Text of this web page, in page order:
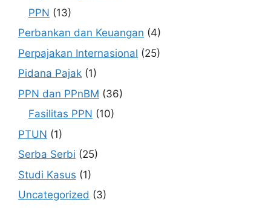
PPN (13)
Perbankan dan Keuangan (4)
Perpajakan Internasional (25)
Pidana Pajak (1)
PPN dan PPnBM (36)
Fasilitas PPN (10)
PTUN (1)
Serba Serbi (25)
Studi Kasus (1)
Uncategorized (3)